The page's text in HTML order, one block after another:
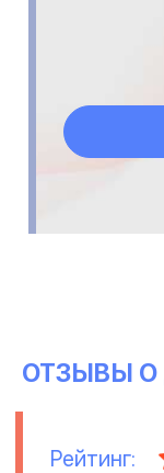
ОТЗЫВЫ О
Рейтинг: